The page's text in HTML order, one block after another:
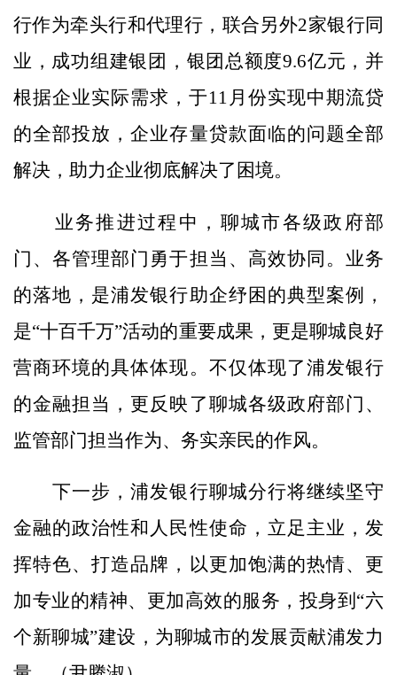
行作为牵头行和代理行，联合另外2家银行同
业，成功组建银团，银团总额度9.6亿元，并
根据企业实际需求，于11月份实现中期流贷
的全部投放，企业存量贷款面临的问题全部
解决，助力企业彻底解决了困境。
业务推进过程中，聊城市各级政府部
门、各管理部门勇于担当、高效协同。业务
的落地，是浦发银行助企纾困的典型案例，
是“十百千万”活动的重要成果，更是聊城良好
营商环境的具体体现。不仅体现了浦发银行
的金融担当，更反映了聊城各级政府部门、
监管部门担当作为、务实亲民的作风。
下一步，浦发银行聊城分行将继续坚守
金融的政治性和人民性使命，立足主业，发
挥特色、打造品牌，以更加饱满的热情、更
加专业的精神、更加高效的服务，投身到“六
个新聊城”建设，为聊城市的发展贡献浦发力